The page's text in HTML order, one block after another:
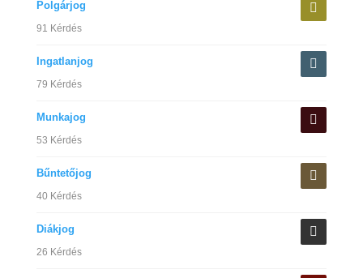
Polgárjog
91 Kérdés
Ingatlanjog
79 Kérdés
Munkajog
53 Kérdés
Bűntetőjog
40 Kérdés
Diákjog
26 Kérdés